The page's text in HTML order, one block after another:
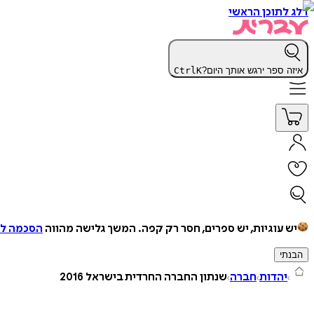
דלג לתוכן הראשי
איזה ספר ירגש אותך היום? CtrlK
יש עוגיות, יש ספרים, חסר רק קפה. המשך גלישה מהווה הסכמה
הבנתי
יהדות חברה שנתון החברה החרדית בישראל 2016